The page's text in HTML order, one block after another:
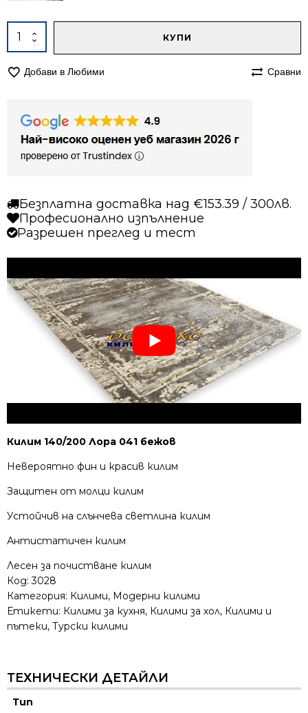
количество
за
140/200
бежов
КУПИ
Добави в Любими Сравни
Безплатна доставка над €153.39 / 300лв.
Професионално изпълнение
Разрешен преглед и тест
Килим 140/200 Лора 041 бежов
Невероятно фин и красив килим
Защитен от молци килим
Устойчив на слънчева светлина килим
Антистатичен килим
Лесен за почистване килим
Код:3028
Категория: Килими, Модерни килими
Етикети: Килими за кухня, Килими за хол, Килими и
пътеки, Турски килими
ТЕХНИЧЕСКИ ДЕТАЙЛИ
Тип